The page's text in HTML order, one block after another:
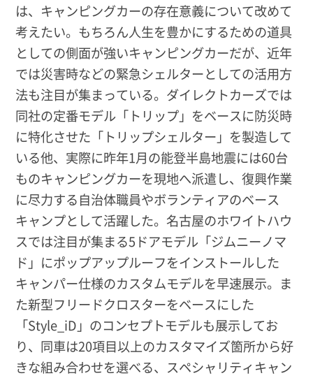
は、キャンピングカーの存在意義について改めて
考えたい。もちろん人生を豊かにするための道具
としての側面が強いキャンピングカーだが、近年
では災害時などの緊急シェルターとしての活用方
法も注目が集まっている。ダイレクトカーズでは
同社の定番モデル「トリップ」をベースに防災時
に特化させた「トリップシェルター」を製造して
いる他、実際に昨年1月の能登半島地震には60台
ものキャンピングカーを現地へ派遣し、復興作業
に尽力する自治体職員やボランティアのベース
キャンプとして活躍した。名古屋のホワイトハウ
スでは注目が集まる5ドアモデル「ジムニーノマ
ド」にポップアップルーフをインストールした
キャンパー仕様のカスタムモデルを早速展示。ま
た新型フリードクロスターをベースにした
「Style_iD」のコンセプトモデルも展示してお
り、同車は20項目以上のカスタマイズ箇所から好
きな組み合わせを選べる、スペシャリティキャン